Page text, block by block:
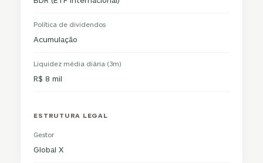
Política de dividendos
Acumulação
Liquidez média diária (3m)
R$ 8 mil
ESTRUTURA LEGAL
Gestor
Global X